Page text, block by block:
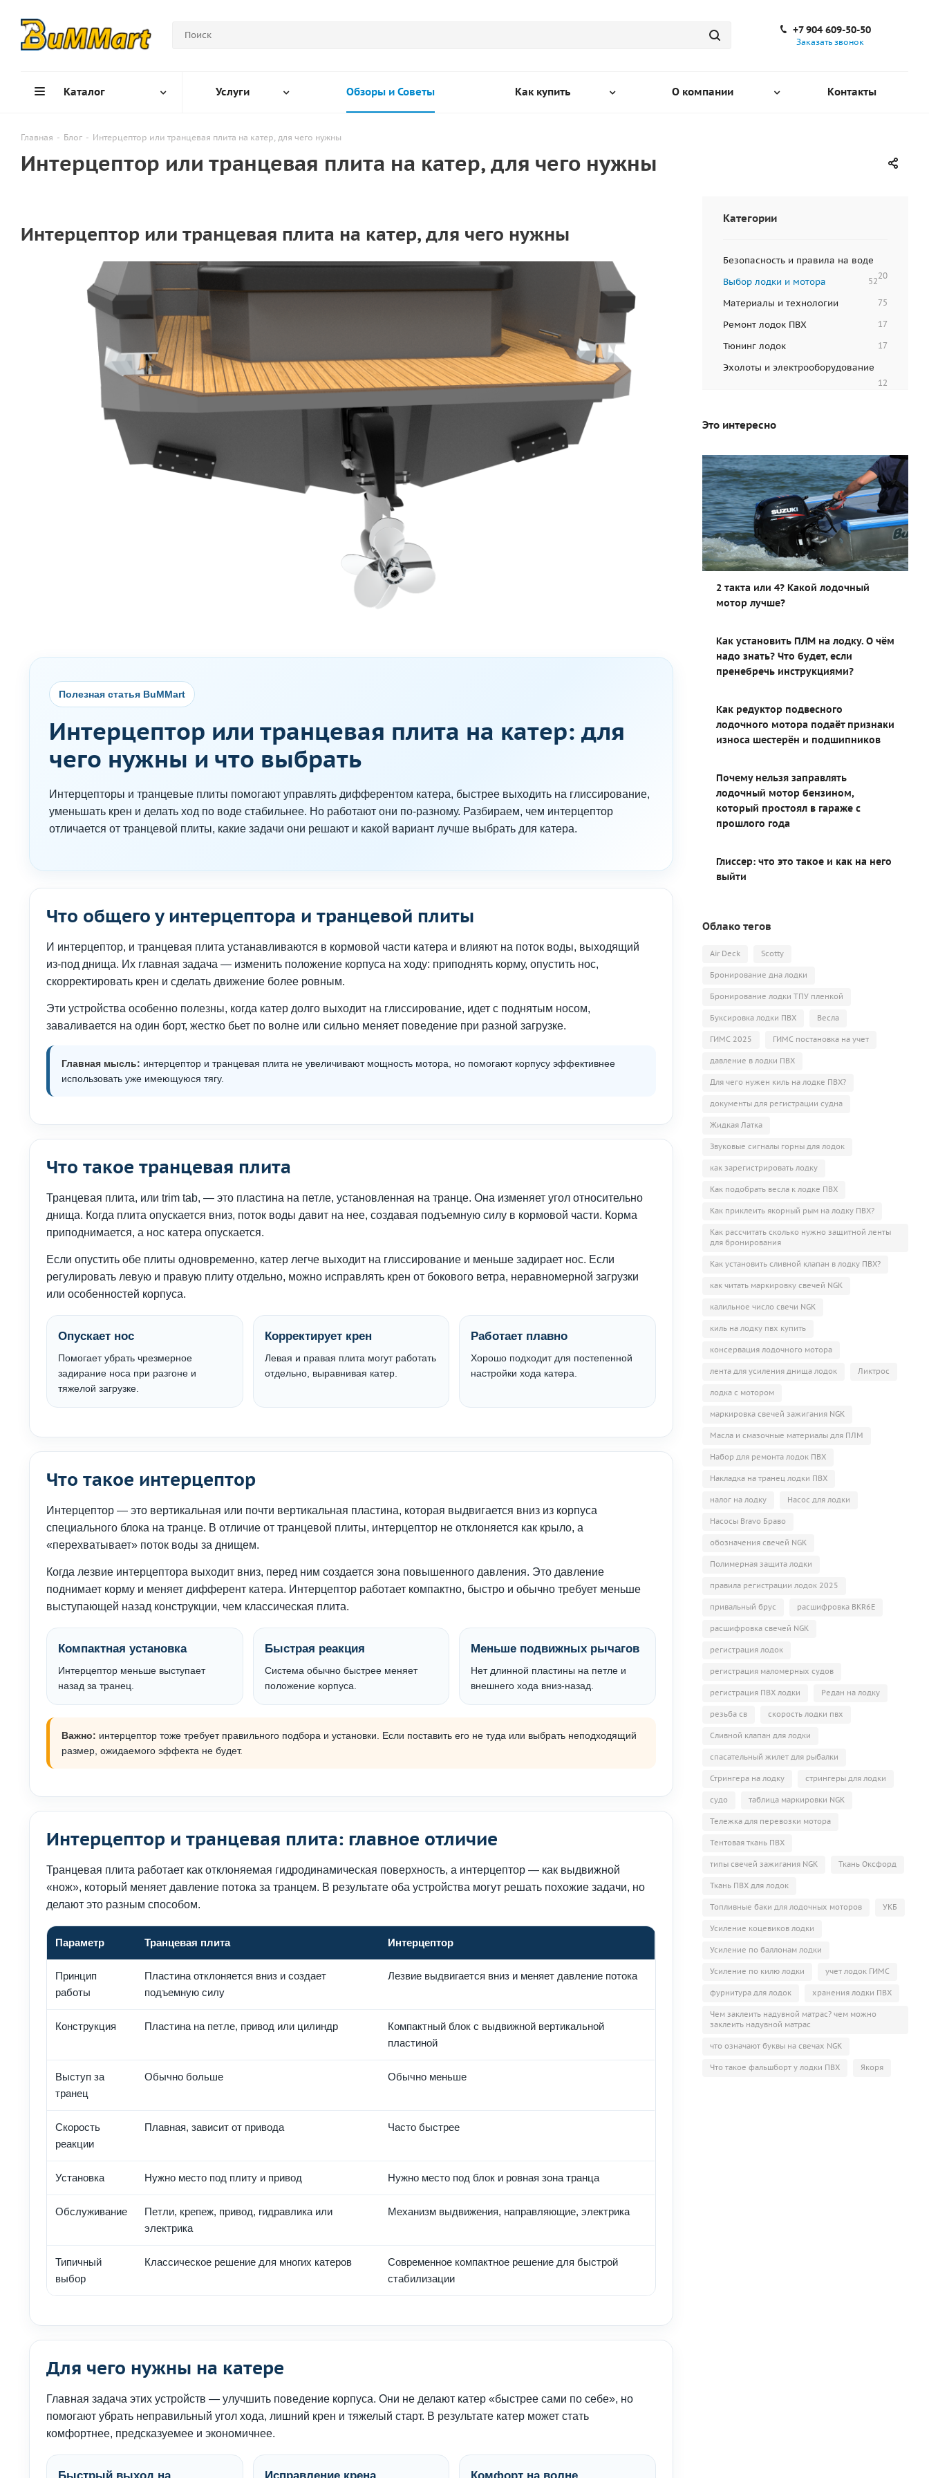
+7 904 609-50-50
Заказать звонок
Каталог Услуги Обзоры и Советы Как купить О компании Контакты
Главная - Блог - Интерцептор или транцевая плита на катер, для чего нужны
Интерцептор или транцевая плита на катер, для чего нужны
Интерцептор или транцевая плита на катер, для чего нужны
Полезная статья BuMMart
Интерцептор или транцевая плита на катер: для
чего нужны и что выбрать
Интерцепторы и транцевые плиты помогают управлять дифферентом катера, быстрее выходить на глиссирование,
уменьшать крен и делать ход по воде стабильнее. Но работают они по-разному. Разбираем, чем интерцептор
отличается от транцевой плиты, какие задачи они решают и какой вариант лучше выбрать для катера.
Что общего у интерцептора и транцевой плиты
И интерцептор, и транцевая плита устанавливаются в кормовой части катера и влияют на поток воды, выходящий
из-под днища. Их главная задача — изменить положение корпуса на ходу: приподнять корму, опустить нос,
скорректировать крен и сделать движение более ровным.
Эти устройства особенно полезны, когда катер долго выходит на глиссирование, идет с поднятым носом,
заваливается на один борт, жестко бьет по волне или сильно меняет поведение при разной загрузке.
Главная мысль: интерцептор и транцевая плита не увеличивают мощность мотора, но помогают корпусу эффективнее
использовать уже имеющуюся тягу.
Что такое транцевая плита
Транцевая плита, или trim tab, — это пластина на петле, установленная на транце. Она изменяет угол относительно
днища. Когда плита опускается вниз, поток воды давит на нее, создавая подъемную силу в кормовой части. Корма
приподнимается, а нос катера опускается.
Если опустить обе плиты одновременно, катер легче выходит на глиссирование и меньше задирает нос. Если
регулировать левую и правую плиту отдельно, можно исправлять крен от бокового ветра, неравномерной загрузки
или особенностей корпуса.
Опускает нос
Помогает убрать чрезмерное
задирание носа при разгоне и
тяжелой загрузке.
Корректирует крен
Левая и правая плита могут работать
отдельно, выравнивая катер.
Работает плавно
Хорошо подходит для постепенной
настройки хода катера.
Что такое интерцептор
Интерцептор — это вертикальная или почти вертикальная пластина, которая выдвигается вниз из корпуса
специального блока на транце. В отличие от транцевой плиты, интерцептор не отклоняется как крыло, а
«перехватывает» поток воды за днищем.
Когда лезвие интерцептора выходит вниз, перед ним создается зона повышенного давления. Это давление
поднимает корму и меняет дифферент катера. Интерцептор работает компактно, быстро и обычно требует меньше
выступающей назад конструкции, чем классическая плита.
Компактная установка
Интерцептор меньше выступает
назад за транец.
Быстрая реакция
Система обычно быстрее меняет
положение корпуса.
Меньше подвижных рычагов
Нет длинной пластины на петле и
внешнего хода вниз-назад.
Важно: интерцептор тоже требует правильного подбора и установки. Если поставить его не туда или выбрать неподходящий
размер, ожидаемого эффекта не будет.
Интерцептор и транцевая плита: главное отличие
Транцевая плита работает как отклоняемая гидродинамическая поверхность, а интерцептор — как выдвижной
«нож», который меняет давление потока за транцем. В результате оба устройства могут решать похожие задачи, но
делают это разным способом.
Параметр Транцевая плита Интерцептор
Принцип
работы
Пластина отклоняется вниз и создает
подъемную силу
Лезвие выдвигается вниз и меняет давление потока
Конструкция Пластина на петле, привод или цилиндр
Компактный блок с выдвижной вертикальной
пластиной
Выступ за
транец
Обычно больше Обычно меньше
Скорость
реакции
Плавная, зависит от привода Часто быстрее
Установка Нужно место под плиту и привод Нужно место под блок и ровная зона транца
Обслуживание
Петли, крепеж, привод, гидравлика или
электрика
Механизм выдвижения, направляющие, электрика
Типичный
выбор
Классическое решение для многих катеров
Современное компактное решение для быстрой
стабилизации
Для чего нужны на катере
Главная задача этих устройств — улучшить поведение корпуса. Они не делают катер «быстрее сами по себе», но
помогают убрать неправильный угол хода, лишний крен и тяжелый старт. В результате катер может стать
комфортнее, предсказуемее и экономичнее.
Категории
Безопасность и правила на воде
20
Выбор лодки и мотора 52
Материалы и технологии 75
Ремонт лодок ПВХ 17
Тюнинг лодок 17
Эхолоты и электрооборудование
12
Это интересно
2 такта или 4? Какой лодочный
мотор лучше?
Как установить ПЛМ на лодку. О чём
надо знать? Что будет, если
пренебречь инструкциями?
Как редуктор подвесного
лодочного мотора подаёт признаки
износа шестерён и подшипников
Почему нельзя заправлять
лодочный мотор бензином,
который простоял в гараже с
прошлого года
Глиссер: что это такое и как на него
выйти
Облако тегов
Air Deck Scotty
Бронирование дна лодки
Бронирование лодки ТПУ пленкой
Буксировка лодки ПВХ Весла
ГИМС 2025 ГИМС постановка на учет
давление в лодки ПВХ
Для чего нужен киль на лодке ПВХ?
документы для регистрации судна
Жидкая Латка
Звуковые сигналы горны для лодок
как зарегистрировать лодку
Как подобрать весла к лодке ПВХ
Как приклеить якорный рым на лодку ПВХ?
Как рассчитать сколько нужно защитной ленты
для бронирования
Как установить сливной клапан в лодку ПВХ?
как читать маркировку свечей NGK
калильное число свечи NGK
киль на лодку пвх купить
консервация лодочного мотора
лента для усиления днища лодок Ликтрос
лодка с мотором
маркировка свечей зажигания NGK
Масла и смазочные материалы для ПЛМ
Набор для ремонта лодок ПВХ
Накладка на транец лодки ПВХ
налог на лодку Насос для лодки
Насосы Bravo Браво
обозначения свечей NGK
Полимерная защита лодки
правила регистрации лодок 2025
привальный брус расшифровка BKR6E
расшифровка свечей NGK
регистрация лодок
регистрация маломерных судов
регистрация ПВХ лодки Редан на лодку
резьба св скорость лодки пвх
Сливной клапан для лодки
спасательный жилет для рыбалки
Стрингера на лодку стрингеры для лодки
судо таблица маркировки NGK
Тележка для перевозки мотора
Тентовая ткань ПВХ
типы свечей зажигания NGK Ткань Оксфорд
Ткань ПВХ для лодок
Топливные баки для лодочных моторов УКБ
Усиление коцевиков лодки
Усиление по баллонам лодки
Усиление по килю лодки учет лодок ГИМС
фурнитура для лодок хранения лодки ПВХ
Чем заклеить надувной матрас? чем можно
заклеить надувной матрас
что означают буквы на свечах NGK
Что такое фальшборт у лодки ПВХ Якоря